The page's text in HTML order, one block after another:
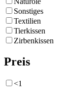
Sonstiges
Textilien
Tierkissen
Zirbenkissen
Preis
<1